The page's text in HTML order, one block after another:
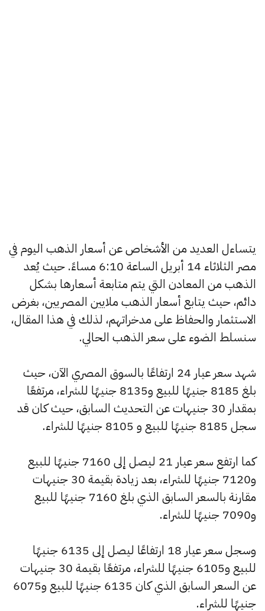
يتساءل العديد من الأشخاص عن أسعار الذهب اليوم في
مصر الثلاثاء 14 أبريل الساعة 6:10 مساءً. حيث يُعد
الذهب من المعادن التي يتم متابعة أسعارها بشكل
دائم، حيث يتابع أسعار الذهب ملايين المصريين، بغرض
الاستثمار والحفاظ على مدخراتهم، لذلك في هذا المقال،
سنسلط الضوء على سعر الذهب الحالي.
شهد سعر عيار 24 ارتفاعًا بالسوق المصري الآن، حيث
بلغ 8185 جنيهًا للبيع و8135 جنيهًا للشراء، مرتفعًا
بمقدار 30 جنيهات عن التحديث السابق، حيث كان قد
سجل 8185 جنيهًا للبيع و 8105 جنيهًا للشراء.
كما ارتفع سعر عيار 21 ليصل إلى 7160 جنيهًا للبيع
و7120 جنيهًا للشراء، بعد زيادة بقيمة 30 جنيهات
مقارنة بالسعر السابق الذي بلغ 7160 جنيهًا للبيع
و7090 جنيهًا للشراء.
وسجل سعر عيار 18 ارتفاعًا ليصل إلى 6135 جنيهًا
للبيع و6105 جنيهًا للشراء، مرتفعًا بقيمة 30 جنيهات
عن السعر السابق الذي كان 6135 جنيهًا للبيع و6075
جنيهًا للشراء.